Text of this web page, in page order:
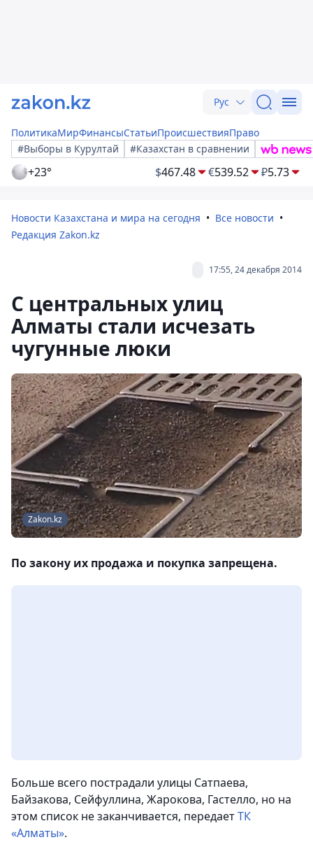
Рус
ПолитикаМирФинансыСтатьиПроисшествияПраво
#Выборы в Курултай
#Казахстан в сравнении
+23° $467.48 €539.52 ₽5.73
Новости Казахстана и мира на сегодня
Все новости
Редакция Zakon.kz
17:55, 24 декабря 2014
С центральных улиц
Алматы стали исчезать
чугунные люки
Zakon.kz
По закону их продажа и покупка запрещена.
Больше всего пострадали улицы Сатпаева,
Байзакова, Сейфуллина, Жарокова, Гастелло, но на
этом список не заканчивается, передаетТК
«Алматы».